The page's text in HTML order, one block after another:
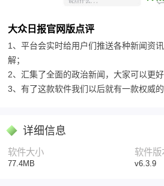
大众日报官网版点评
1、平台会实时给用户们推送各种新闻资
解；
2、汇集了全面的政治新闻，大家可以更好
3、有了这款软件我们以后就有一款权威的
详细信息
软件大小
77.4MB
软件版
v6.3.9